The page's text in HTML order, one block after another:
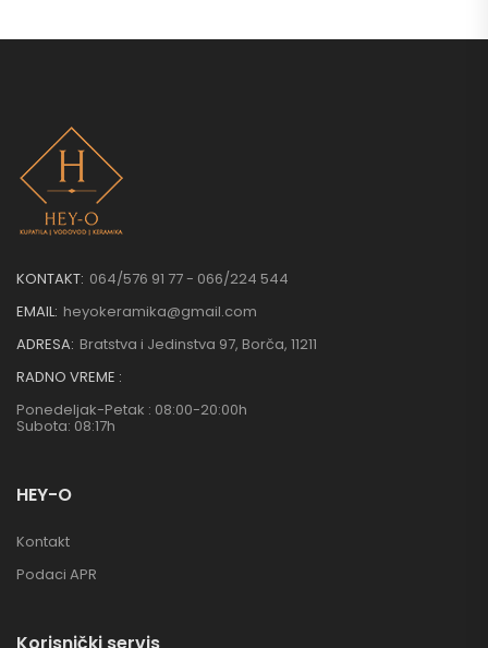
KONTAKT: 064/576 91 77 - 066/224 544
EMAIL: heyokeramika@gmail.com
ADRESA: Bratstva i Jedinstva 97, Borča, 11211
RADNO VREME :
Ponedeljak-Petak : 08:00-20:00h
Subota: 08:17h
HEY-O
Kontakt
Podaci APR
Korisnički servis